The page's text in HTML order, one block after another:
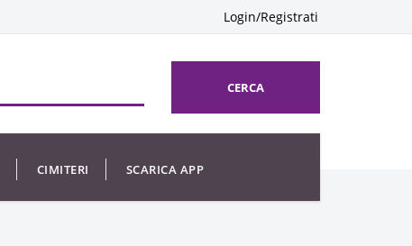
Login/Registrati
CERCA
CIMITERI SCARICA APP